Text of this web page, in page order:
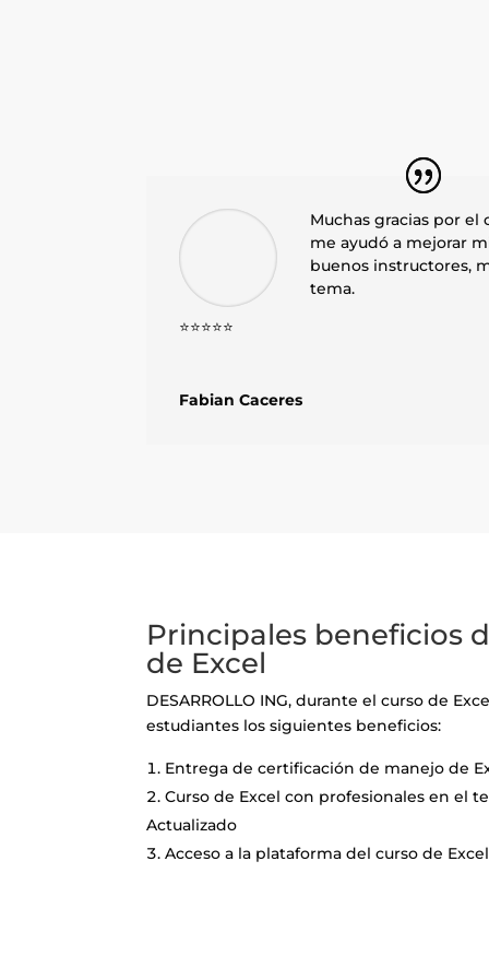
Muchas gracias por el
me ayudó a mejorar
buenos instructores,
tema.
⭐⭐⭐⭐⭐
Fabian Caceres
Principales beneficios
de Excel
DESARROLLO ING, durante el curso de
estudiantes los siguientes beneficios:
Entrega de certificación de manejo de
Curso de Excel con profesionales en el
Actualizado
Acceso a la plataforma del curso de